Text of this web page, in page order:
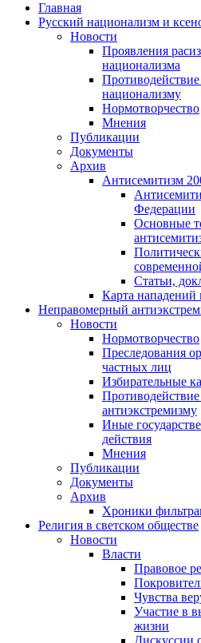
Главная
Русский национализм и
Новости
Проявления
национализма
национализму
Нормотворчество
Мнения
Публикации
Документы
Архив
Антисемитизм
Федерации
Основные
Статьи,
Карта нападений
Неправомерный
Новости
Нормотворчество
Преследования
частных лиц
Избирательные
антиэкстремизму
Иные
действия
Мнения
Публикации
Документы
Архив
Хроники
Религия в светском обществе
Новости
Власти
Правовое
Чувства
Участие в
жизни
Дискуссии